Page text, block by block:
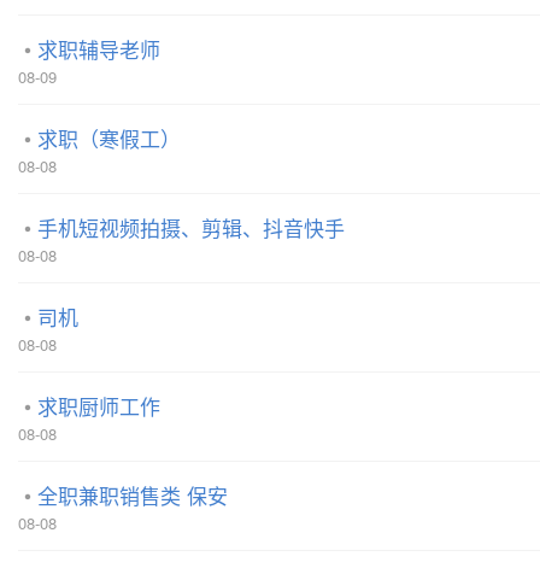
求职辅导老师
08-09
求职（寒假工）
08-08
手机短视频拍摄、剪辑、抖音快手
08-08
司机
08-08
求职厨师工作
08-08
全职兼职销售类 保安
08-08